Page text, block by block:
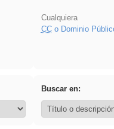
Cualquiera
CCo Dominio
Buscar en: